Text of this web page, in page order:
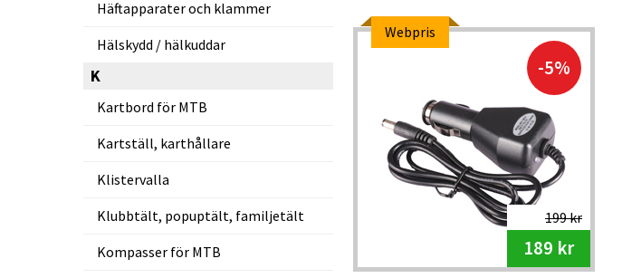
Häftapparater och klammer
Hälskydd / hälkuddar
K
Kartbord för MTB
Kartställ, karthållare
Klistervalla
Klubbtält, popuptält, familjetält
Kompasser för MTB
Webpris
-5%
199 kr
189 kr